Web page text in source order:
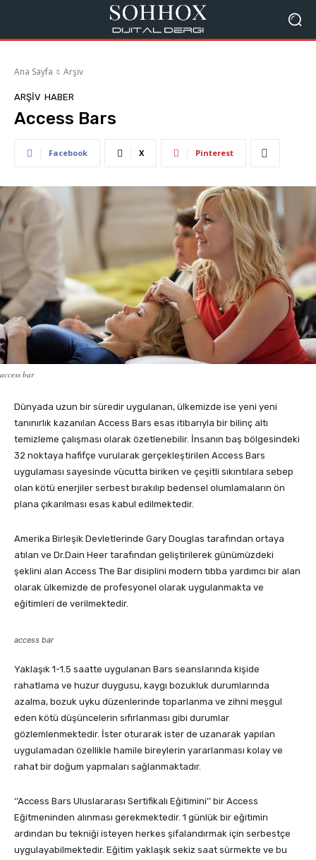
Ana Sayfa Arşiv
ARŞIV HABER
Access Bars
Facebook X Pinterest
access bar
Dünyada uzun bir süredir uygulanan, ülkemizde ise yeni yeni
tanınırlık kazanılan Access Bars esas itibarıyla bir bilinç altı
temizleme çalışması olarak özetlenebilir. İnsanın baş bölgesindeki
32 noktaya hafifçe vurularak gerçekleştirilen Access Bars
uygulaması sayesinde vücutta biriken ve çeşitli sıkıntılara sebep
olan kötü enerjiler serbest bırakılıp bedensel olumlamaların ön
plana çıkarılması esas kabul edilmektedir.
Amerika Birleşik Devletlerinde Gary Douglas tarafından ortaya
atılan ve Dr.Dain Heer tarafından geliştirilerek günümüzdeki
şeklini alan Access The Bar disiplini modern tıbba yardımcı bir alan
olarak ülkemizde de profesyonel olarak uygulanmakta ve
eğitimleri de verilmektedir.
access bar
Yaklaşık 1-1.5 saatte uygulanan Bars seanslarında kişide
rahatlama ve huzur duygusu, kaygı bozukluk durumlarında
azalma, bozuk uyku düzenlerinde toparlanma ve zihni meşgul
eden kötü düşüncelerin sıfırlanması gibi durumlar
gözlemlenmektedir. İster oturarak ister de uzanarak yapılan
uygulamadan özellikle hamile bireylerin yararlanması kolay ve
rahat bir doğum yapmaları sağlanmaktadır.
‘’Access Bars Uluslararası Sertifikalı Eğitimini’’ bir Access
Eğitmeninden alınması gerekmektedir. 1 günlük bir eğitimin
ardından bu tekniği isteyen herkes şifalandırmak için serbestçe
uygulayabilmektedir. Eğitim yaklaşık sekiz saat sürmekte ve bu